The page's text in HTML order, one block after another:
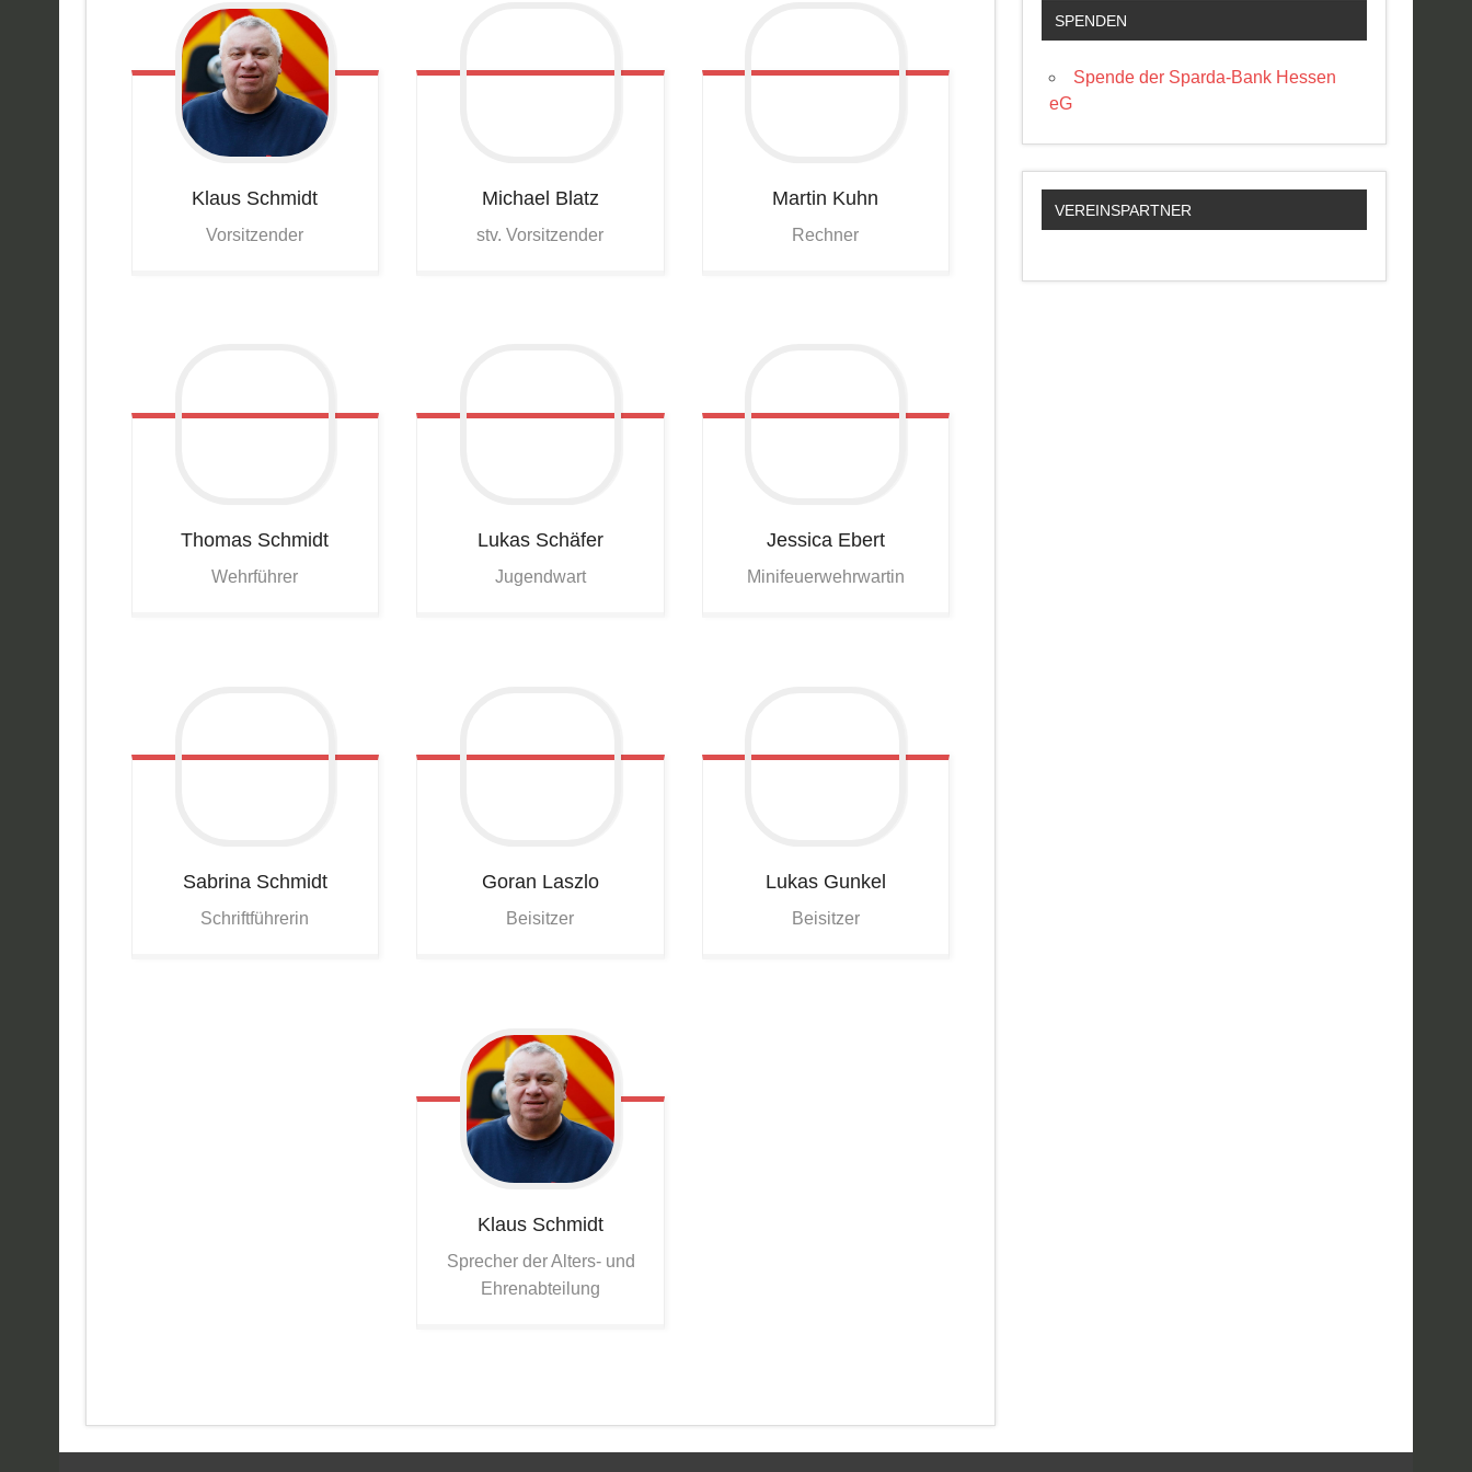
Klaus Schmidt
Vorsitzender
Michael Blatz
stv. Vorsitzender
Martin Kuhn
Rechner
Thomas Schmidt
Wehrführer
Lukas Schäfer
Jugendwart
Jessica Ebert
Minifeuerwehrwartin
Sabrina Schmidt
Schriftführerin
Goran Laszlo
Beisitzer
Lukas Gunkel
Beisitzer
Klaus Schmidt
Sprecher der Alters- und
Ehrenabteilung
SPENDEN
Spende der Sparda-Bank Hessen
eG
VEREINSPARTNER